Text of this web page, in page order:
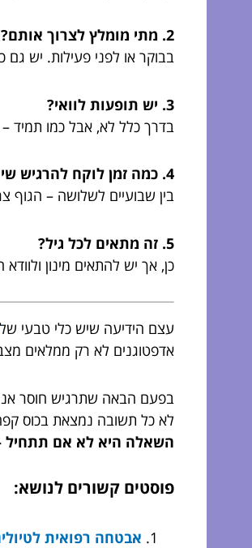
2. מתי מומלץ לצרוך אותם?
בבוקר או לפני פעילות. יש
3. יש תופעות לוואי?
בדרך כלל לא, אבל כמו תמיד –
4. כמה זמן לוקח להרגיש שינוי?
בין שבועיים לשלושה – הגוף
5. זה מתאים לכל גיל?
כן, אך יש להתאים מינון
עצם הידיעה שיש כלי טבעי של
אדפטוגנים לא רק ממלאים
בפעם הבאה שתרגיש חוסר
לא כל תשובה נמצאת בכוס
השאלה היא לא אם תתחיל
פוסטים קשורים לנושא:
אבטחה רפואית